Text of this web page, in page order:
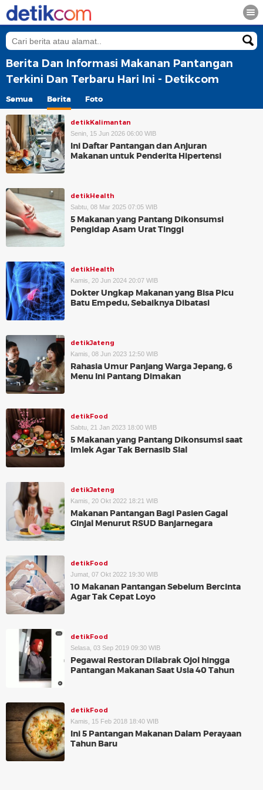
Berita Dan Informasi Makanan Pantangan
Terkini Dan Terbaru Hari Ini - Detikcom
Semua Berita Foto
detikKalimantan
Senin, 15 Jun 2026 06:00 WIB
Ini Daftar Pantangan dan Anjuran
Makanan untuk Penderita Hipertensi
detikHealth
Sabtu, 08 Mar 2025 07:05 WIB
5 Makanan yang Pantang Dikonsumsi
Pengidap Asam Urat Tinggi
detikHealth
Kamis, 20 Jun 2024 20:07 WIB
Dokter Ungkap Makanan yang Bisa Picu
Batu Empedu, Sebaiknya Dibatasi
detikJateng
Kamis, 08 Jun 2023 12:50 WIB
Rahasia Umur Panjang Warga Jepang, 6
Menu Ini Pantang Dimakan
detikFood
Sabtu, 21 Jan 2023 18:00 WIB
5 Makanan yang Pantang Dikonsumsi saat
Imlek Agar Tak Bernasib Sial
detikJateng
Kamis, 20 Okt 2022 18:21 WIB
Makanan Pantangan Bagi Pasien Gagal
Ginjal Menurut RSUD Banjarnegara
detikFood
Jumat, 07 Okt 2022 19:30 WIB
10 Makanan Pantangan Sebelum Bercinta
Agar Tak Cepat Loyo
detikFood
Selasa, 03 Sep 2019 09:30 WIB
Pegawai Restoran Dilabrak Ojol hingga
Pantangan Makanan Saat Usia 40 Tahun
detikFood
Kamis, 15 Feb 2018 18:40 WIB
Ini 5 Pantangan Makanan Dalam Perayaan
Tahun Baru